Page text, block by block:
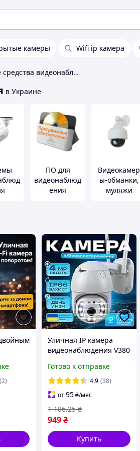
камеры Wifi ip камера
Технические средства видеонаблюдения
в Украине
ПО для
видеонаблюд
ения
Видеокамер
ы-обманки,
муляжи
с
(2)
Уличная IP камера
видеонаблюдения V380
удаленным доступом
WiFi наружного
наблюдения
Готово к отправке
4.9 (38)
от95₴/мес
949₴
1 186.25 ₴
Купить